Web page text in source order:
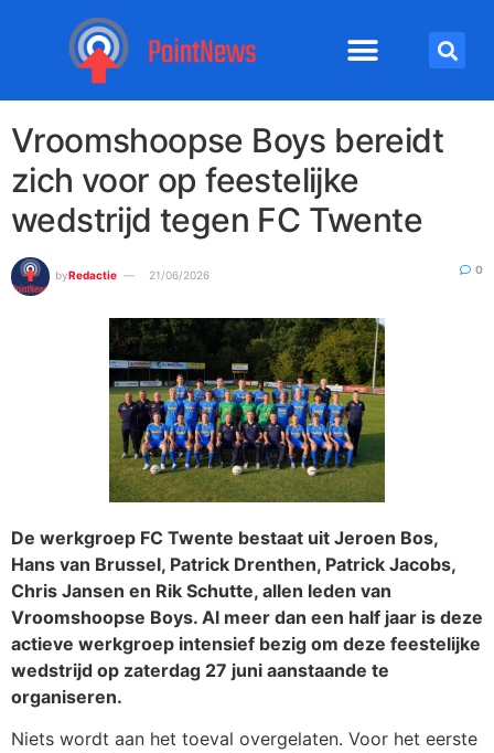
Vroomshoopse Boys bereidt
zich voor op feestelijke
wedstrijd tegen FC Twente
byRedactie 21/06/2026 0
De werkgroep FC Twente bestaat uit Jeroen Bos,
Hans van Brussel, Patrick Drenthen, Patrick Jacobs,
Chris Jansen en Rik Schutte, allen leden van
Vroomshoopse Boys. Al meer dan een half jaar is deze
actieve werkgroep intensief bezig om deze feestelijke
wedstrijd op zaterdag 27 juni aanstaande te
organiseren.
Niets wordt aan het toeval overgelaten. Voor het eerste